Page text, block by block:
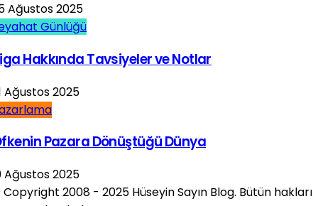
Ağustos 2025
Günlüğü
Hakkında Tavsiyeler ve Notlar
Ağustos 2025
Pazara Dönüştüğü Dünya
Ağustos 2025
2008 - 2025 Hüseyin Sayın Blog. Bütün hakları